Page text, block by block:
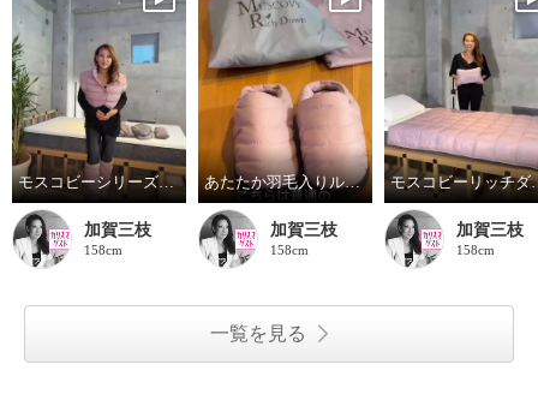
モスコビーシリーズ新色デビュー❣️
加賀三枝
158cm
あたたか羽毛入りルームシューズデビュー❣️
加賀三枝
158cm
モスコビー
加賀三枝
158cm
一覧を見る